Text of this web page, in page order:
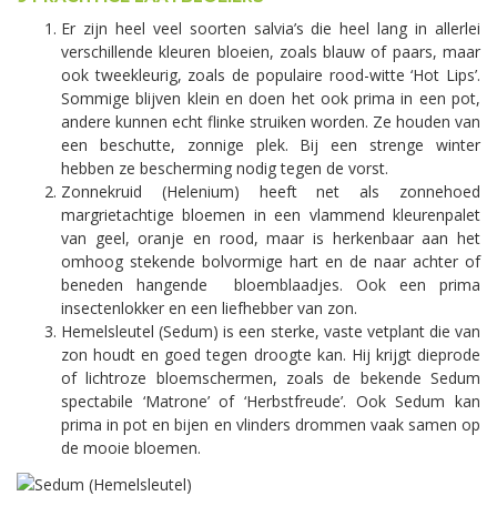
Er zijn heel veel soorten salvia’s die heel lang in allerlei
verschillende kleuren bloeien, zoals blauw of paars, maar
ook tweekleurig, zoals de populaire rood-witte ‘Hot Lips’.
Sommige blijven klein en doen het ook prima in een pot,
andere kunnen echt flinke struiken worden. Ze houden van
een beschutte, zonnige plek. Bij een strenge winter
hebben ze bescherming nodig tegen de vorst.
Zonnekruid (Helenium) heeft net als zonnehoed
margrietachtige bloemen in een vlammend kleurenpalet
van geel, oranje en rood, maar is herkenbaar aan het
omhoog stekende bolvormige hart en de naar achter of
beneden hangende bloemblaadjes. Ook een prima
insectenlokker en een liefhebber van zon.
Hemelsleutel (Sedum) is een sterke, vaste vetplant die van
zon houdt en goed tegen droogte kan. Hij krijgt dieprode
of lichtroze bloemschermen, zoals de bekende Sedum
spectabile ‘Matrone’ of ‘Herbstfreude’. Ook Sedum kan
prima in pot en bijen en vlinders drommen vaak samen op
de mooie bloemen.